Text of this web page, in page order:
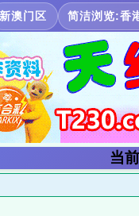
新澳门区 简洁浏览:香
当